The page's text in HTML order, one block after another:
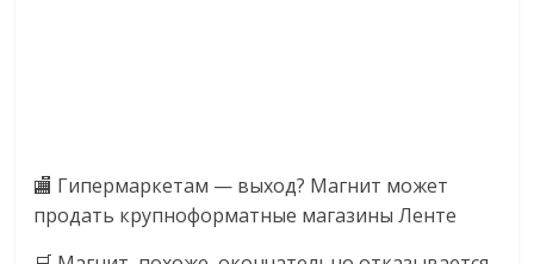
обсудить
эти
изменения
🏬 Гипермаркетам — выход? Магнит может
продать крупноформатные магазины Ленте